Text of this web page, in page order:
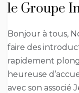
le Groupe
Bonjour à tous,
faire des
rapidement
heureuse
avec son associé